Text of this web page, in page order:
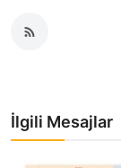
İlgili Mesajlar